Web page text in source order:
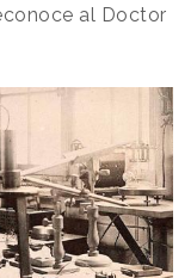
al Doctor